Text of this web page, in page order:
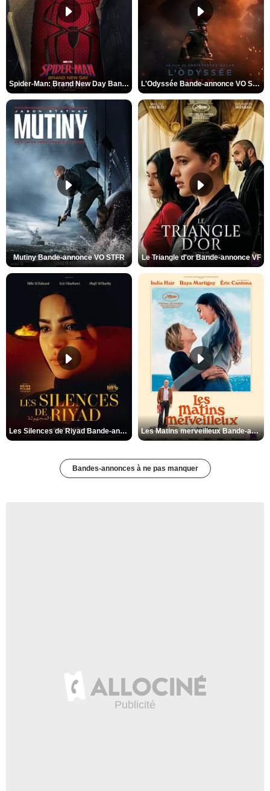
Spider-Man: Brand New Day Bande-annonce VO STFR L'Odyssée Bande-annonce VO STFR
Mutiny Bande-annonce VO STFR Le Triangle d'or Bande-annonce VF
Les Silences de Riyad Bande-annonce VO STFR Les Matins merveilleux Bande-annonce VF
Bandes-annonces à ne pas manquer